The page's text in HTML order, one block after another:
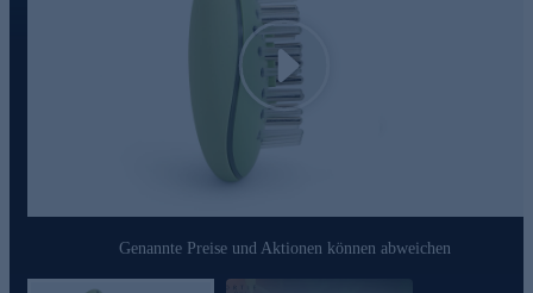
Die innovative Mikrostromtechnologie unterstützt die
Pflegewirkung für eine gesünder aussehende Kopfhaut und
verbesserte Haarstärke und -qualität.
Für Ihr persönliches Spa zuhause - jetzt bequem online
Play
Genannte Preise und Aktionen können abweichen